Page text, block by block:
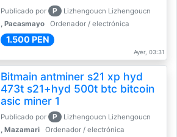
Publicado por P
Lizhengoucn Lizhengoucn
, Pacasmayo
Ordenador / electrónica
1.500 PEN
Ayer, 03:31
Bitmain antminer s21 xp hyd
473t s21+hyd 500t btc bitcoin
asic miner 1
Publicado por P
Lizhengoucn Lizhengoucn
, Mazamari
Ordenador / electrónica